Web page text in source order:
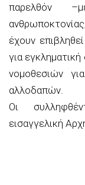
παρελθόν
έχουν
για
νομοθεσιών
αλλοδαπών.
Οι
εισαγγελική